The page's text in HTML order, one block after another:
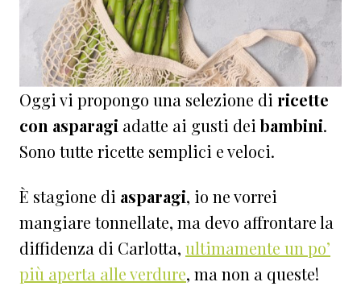
Oggi vi propongo una selezione di ricette
con asparagi adatte ai gusti deibambini.
Sono tutte ricette semplici e veloci.
È stagione di asparagi, io ne vorrei
mangiare tonnellate, ma devo affrontare la
diffidenza di Carlotta, ultimamente un po’
più aperta alle verdure, ma non a queste!